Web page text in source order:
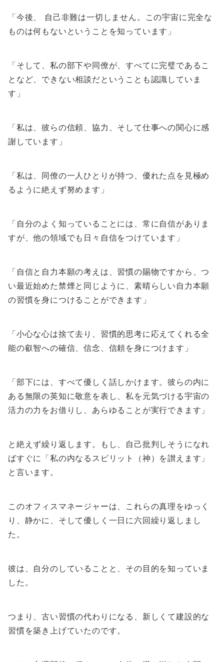
「今後、 自己非難は一切しません。この宇宙に完全な
ものは何もないということを知っています」
「そして、私の部下や同僚が、すべてに完璧であるこ
となど、できない相談だということも認識していま
す」
「私は、彼らの信頼、協力、そして仕事への関心に感
謝しています」
「私は、同僚の一人ひとりが持つ、優れた点を見極め
るように絶えず努めます」
「自分のよく知っていることには、常に自信がありま
すが、他の領域でも日々自信をつけています」
「自信と自力本願の考えは、習慣の賜物ですから、つ
い最近始めた禁煙と同じように、素晴らしい自力本願
の習慣を身につけることができます」
「小心な心は捨て去り、習慣的思考に応えてくれる全
能の叡智への確信、信念、信頼を身につけます」
「部下には、すべて優しく話しかけます。彼らの内に
ある無限の英知に敬意を表し、私を元気づける宇宙の
活力の力をお借りし、あらゆることが実行できます」
と絶えず繰り返します。もし、自己批判しそうになれ
ばすぐに「私の内なるスピリット（神）を讃えます」
と言います。
このオフィスマネージャーは、これらの真理をゆっく
り、静かに、そして優しく一日に六回繰り返しまし
た。
彼は、自分のしていることと、その目的を知っていま
した。
つまり、古い習慣の代わりになる、新しくて建設的な
習慣を築き上げていたのです。